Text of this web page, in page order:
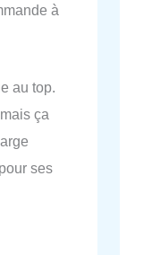
à
au top.
ça
ses